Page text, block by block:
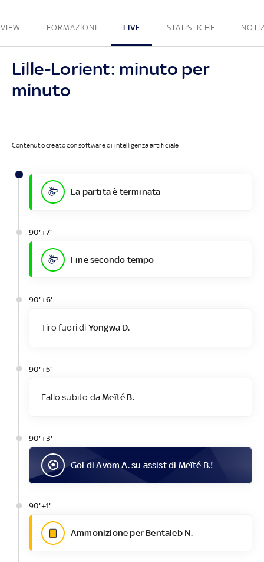
FORMAZIONI LIVE STATISTICHE
Lille-Lorient: minuto per
minuto
Contenuto creato con software di intelligenza artificiale
La partita è terminata
90'+7'
Fine secondo tempo
90'+6'
Tiro fuori di Yongwa D.
90'+5'
Fallo subito daMeïté B.
90'+3'
Gol diAvom A.su assist di Meïté B.!
90'+1'
Ammonizione per Bentaleb N.